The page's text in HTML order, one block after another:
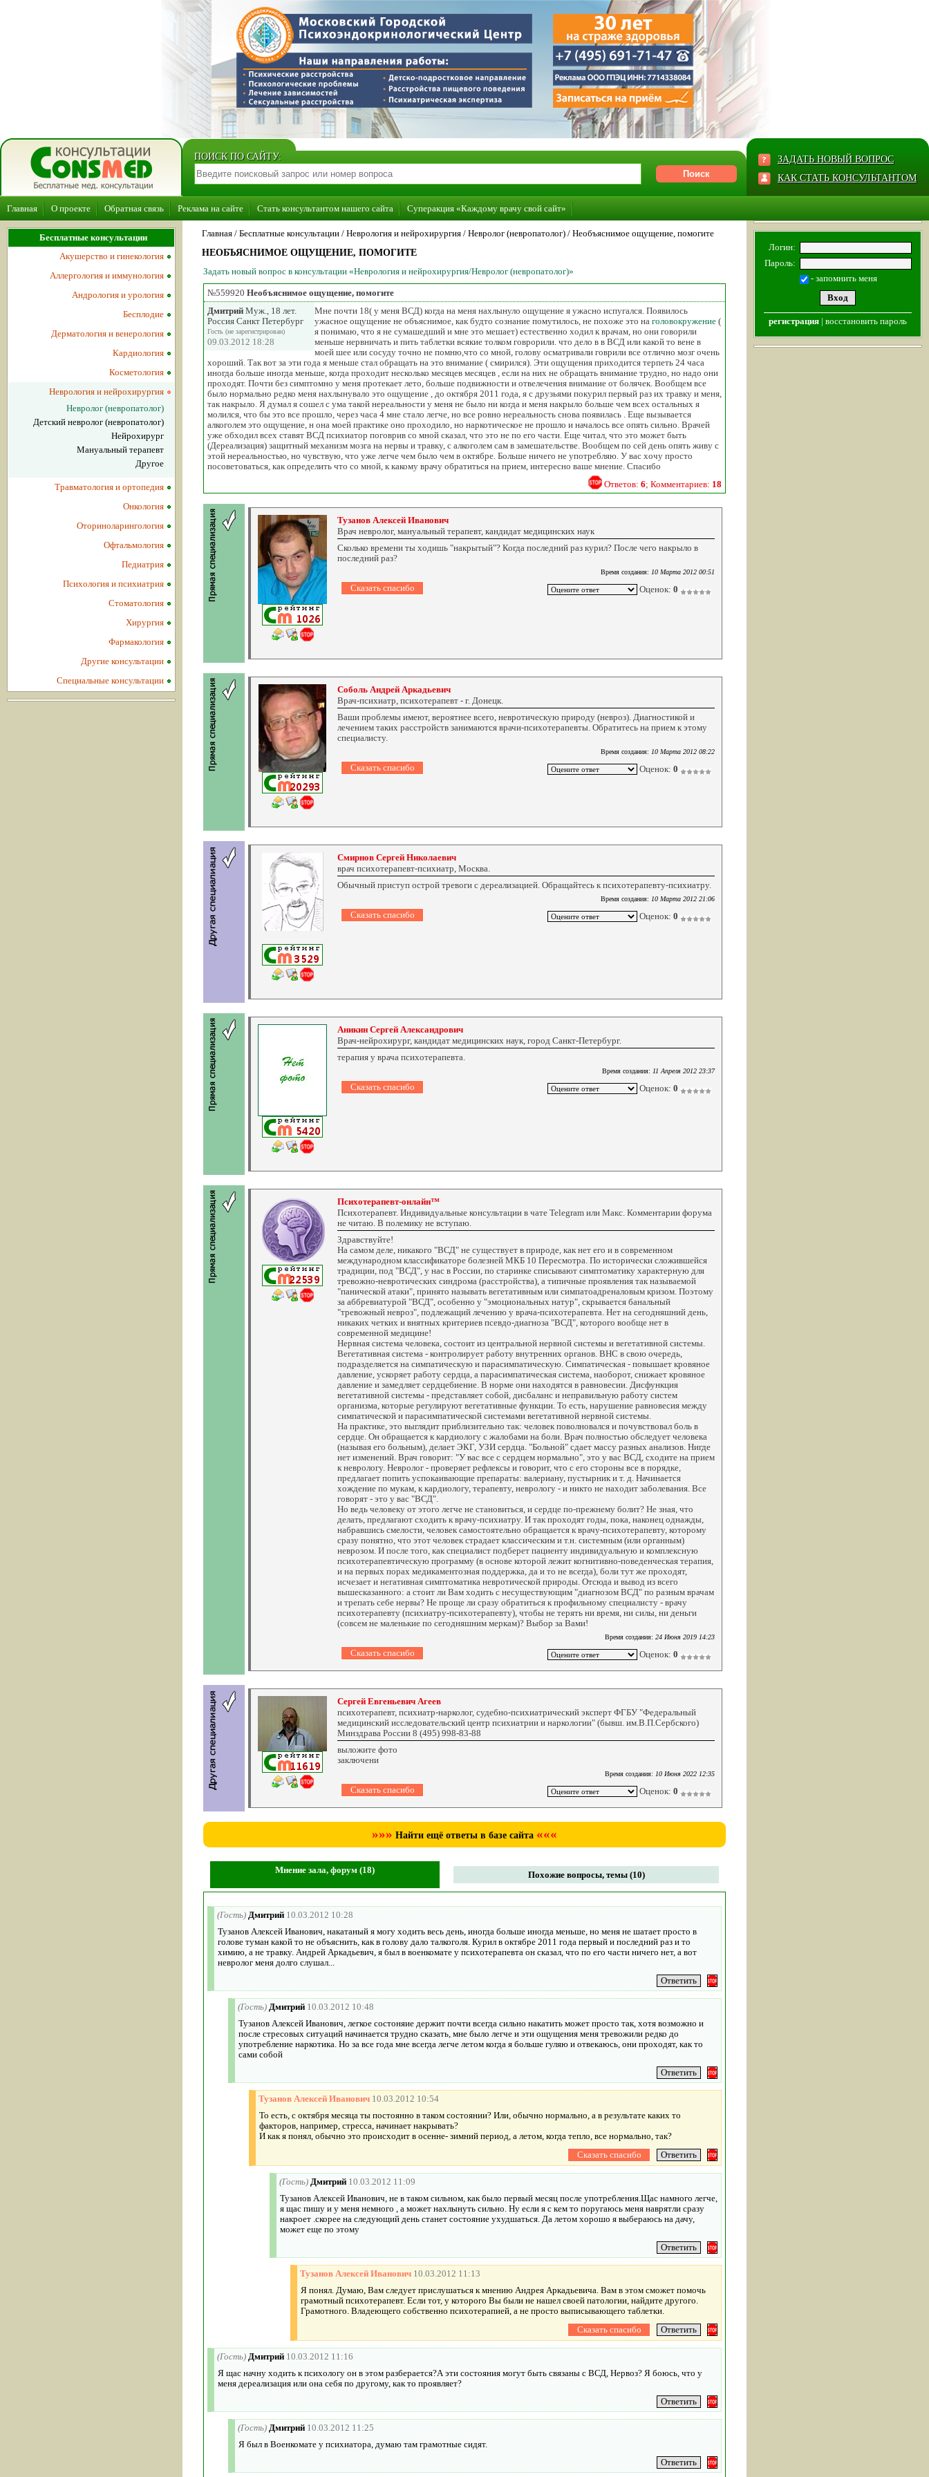
ПОИСК ПО САЙТУ:
ЗАДАТЬ НОВЫЙ ВОПРОС
КАК СТАТЬ КОНСУЛЬТАНТОМ
Главная О проекте Обратная связь Реклама на сайте Стать консультантом нашего сайта Суперакция «Каждому врачу свой сайт»
Главная / Бесплатные консультации / Неврология и нейрохирургия / Невролог (невропатолог) / Необъяснимое ощущение, помогите
НЕОБЪЯСНИМОЕ ОЩУЩЕНИЕ, ПОМОГИТЕ
Задать новый вопрос в консультации «Неврология и нейрохирургия/Невролог (невропатолог)»
№559920 Необъяснимое ощущение, помогите
Дмитрий Муж., 18 лет.
Россия Санкт Петербург
Гость (не зарегистрирован)
09.03.2012 18:28
Мне почти 18( у меня ВСД) когда на меня нахлынуло ощущение я ужасно испугался. Появилось
ужасное ощущение не объяснимое, как будто сознание помутилось, не похоже это на головокружение (
я понимаю, что я не сумашедший и мне это мешает) естественно ходил к врачам, но они говорили
меньше нервничать и пить таблетки всякие толком говрорили. что дело в в ВСД или какой то вене в
моей шее или сосуду точно не помню,что со мной, голову осматривали говрили все отлично мозг очень
хороший. Так вот за эти года я меньше стал обращать на это внимание ( смирился). Эти ощущения приходится терпеть 24 часа
иногда больше иногда меньше, когда проходит несколько месяцев месяцев , если на них не обращать внимание трудно, но надо они
проходят. Почти без симптомно у меня протекает лето, больше подвижности и отвелечения внимание от болячек. Вообщем все
было нормально редко меня нахлынувало это ощущение , до октября 2011 года, я с друзьями покурил первый раз их травку и меня,
так накрыло. Я думал я сошел с ума такой нереальности у меня не было ни когда и меня накрыло больше чем всех остальных я
молился, что бы это все прошло, через часа 4 мне стало легче, но все ровно нереальность снова появилась . Еще вызывается
алкоголем это ощущение, н она моей практике оно проходило, но наркотическое не прошло и началось все опять сильно. Врачей
уже обходил всех ставят ВСД психиатор поговрив со мной сказал, что это не по его части. Еще читал, что это может быть
(Дереализация) защитный механизм мозга на нервы и травку, с алкоголем сам в замешательстве. Вообщем по сей день опять живу с
этой нереальностью, но чувствую, что уже легче чем было чем в октябре. Больше ничего не употребляю. У вас хочу просто
посоветоваться, как определить что со мной, к какому врачу обратиться на прием, интересно ваше мнение. Спасибо
Ответов: 6; Комментариев: 18
Тузанов Алексей Иванович
Врач невролог, мануальный терапевт, кандидат медицинских наук
Сколько времени ты ходишь "накрытый"? Когда последний раз курил? После чего накрыло в
последний раз?
Время создания: 10 Марта 2012 00:51
Оценок: 0
Соболь Андрей Аркадьевич
Врач-психиатр, психотерапевт - г. Донецк.
Ваши проблемы имеют, вероятнее всего, невротическую природу (невроз). Диагностикой и
лечением таких расстройств занимаются врачи-психотерапевты. Обратитесь на прием к этому
специалисту.
Время создания: 10 Марта 2012 08:22
Оценок: 0
Смирнов Сергей Николаевич
врач психотерапевт-психиатр, Москва.
Обычный приступ острой тревоги с дереализацией. Обращайтесь к психотерапевту-психиатру.
Время создания: 10 Марта 2012 21:06
Оценок: 0
Аникин Сергей Александрович
Врач-нейрохирург, кандидат медицинских наук, город Санкт-Петербург.
терапия у врача психотерапевта.
Время создания: 11 Апреля 2012 23:37
Оценок: 0
Психотерапевт-онлайн™
Психотерапевт. Индивидуальные консультации в чате Telegram или Макс. Комментарии форума
не читаю. В полемику не вступаю.
Здравствуйте!
На самом деле, никакого "ВСД" не существует в природе, как нет его и в современном
международном классификаторе болезней МКБ 10 Пересмотра. По исторически сложившейся
традиции, под "ВСД", у нас в России, по старинке списывают симптоматику характерную для
тревожно-невротических синдрома (расстройства), а типичные проявления так называемой
"панической атаки", принято называть вегетативным или симпатоадреналовым кризом. Поэтому
за аббревиатурой "ВСД", особенно у "эмоциональных натур", скрывается банальный
"тревожный невроз", подлежащий лечению у врача-психотерапевта. Нет на сегодняшний день,
никаких четких и внятных критериев псевдо-диагноза "ВСД", которого вообще нет в
современной медицине!
Нервная система человека, состоит из центральной нервной системы и вегетативной системы.
Вегетативная система - контролирует работу внутренних органов. ВНС в свою очередь,
подразделяется на симпатическую и парасимпатическую. Симпатическая - повышает кровяное
давление, ускоряет работу сердца, а парасимпатическая система, наоборот, снижает кровяное
давление и замедляет сердцебиение. В норме они находятся в равновесии. Дисфункция
вегетативной системы - представляет собой, дисбаланс и неправильную работу систем
организма, которые регулируют вегетативные функции. То есть, нарушение равновесия между
симпатической и парасимпатической системами вегетативной нервной системы.
На практике, это выглядит приблизительно так: человек поволновался и почувствовал боль в
сердце. Он обращается к кардиологу с жалобами на боли. Врач полностью обследует человека
(называя его больным), делает ЭКГ, УЗИ сердца. "Больной" сдает массу разных анализов. Нигде
нет изменений. Врач говорит: "У вас все с сердцем нормально", это у вас ВСД, сходите на прием
к неврологу. Невролог - проверяет рефлексы и говорит, что с его стороны все в порядке,
предлагает попить успокаивающие препараты: валериану, пустырник и т. д. Начинается
хождение по мукам, к кардиологу, терапевту, неврологу - и никто не находит заболевания. Все
говорят - это у вас "ВСД".
Но ведь человеку от этого легче не становиться, и сердце по-прежнему болит? Не зная, что
делать, предлагают сходить к врачу-психиатру. И так проходят годы, пока, наконец однажды,
набравшись смелости, человек самостоятельно обращается к врачу-психотерапевту, которому
сразу понятно, что этот человек страдает классическим и т.н. системным (или органным)
неврозом. И после того, как специалист подберет пациенту индивидуальную и комплексную
психотерапевтическую программу (в основе которой лежит когнитивно-поведенческая терапия,
и на первых порах медикаментозная поддержка, да и то не всегда), боли тут же проходят,
исчезает и негативная симптоматика невротической природы. Отсюда и вывод из всего
вышесказанного: а стоит ли Вам ходить с несуществующим "диагнозом ВСД" по разным врачам
и трепать себе нервы? Не проще ли сразу обратиться к профильному специалисту - врачу
психотерапевту (психиатру-психотерапевту), чтобы не терять ни время, ни силы, ни деньги
(совсем не маленькие по сегодняшним меркам)? Выбор за Вами!
Время создания: 24 Июня 2019 14:23
Оценок: 0
Сергей Евгеньевич Агеев
психотерапевт, психиатр-нарколог, судебно-психиатрический эксперт ФГБУ "Федеральный
медицинский исследовательский центр психиатрии и наркологии" (бывш. им.В.П.Сербского)
Минздрава России 8 (495) 998-83-88
выложите фото
заключени
Время создания: 10 Июня 2022 12:35
Оценок: 0
»»» Найти ещё ответы в базе сайта «««
Мнение зала, форум (18) Похожие вопросы, темы (10)
(Гость) Дмитрий 10.03.2012 10:28
Тузанов Алексей Иванович, накатаный я могу ходить весь день, иногда больше иногда меньше, но меня не шатает просто в
голове туман какой то не объяснить, как в голову дало талкоголя. Курил в октябре 2011 года первый и последний раз и то
химию, а не травку. Андрей Аркадьевич, я был в военкомате у психотерапевта он сказал, что по его части ничего нет, а вот
невролог меня долго слушал...
(Гость) Дмитрий 10.03.2012 10:48
Тузанов Алексей Иванович, легкое состоняие держит почти всегда сильно накатить может просто так, хотя возможно и
после стресовых ситуаций начинается трудно сказать, мне было легче и эти ощущения меня тревожили редко до
употребление наркотика. Но за все года мне всегда легче летом когда я больше гуляю и отвекаюсь, они проходят, как то
сами собой
Тузанов Алексей Иванович 10.03.2012 10:54
То есть, с октября месяца ты постоянно в таком состоянии? Или, обычно нормально, а в результате каких то
факторов, например, стресса, начинает накрывать?
И как я понял, обычно это происходит в осенне- зимний период, а летом, когда тепло, все нормально, так?
(Гость) Дмитрий 10.03.2012 11:09
Тузанов Алексей Иванович, не в таком сильном, как было первый месяц после употребления.Щас намного легче,
я щас пишу и у меня немного , а может нахлынуть сильно. Ну если я с кем то поругаюсь меня наврятли сразу
накроет .скорее на следующий день станет состояние ухудшаться. Да летом хорошо я выбераюсь на дачу,
может еще по этому
Тузанов Алексей Иванович 10.03.2012 11:13
Я понял. Думаю, Вам следует прислушаться к мнению Андрея Аркадьевича. Вам в этом сможет помочь
грамотный психотерапевт. Если тот, у которого Вы были не нашел своей патологии, найдите другого.
Грамотного. Владеющего собственно психотерапией, а не просто выписывающего таблетки.
(Гость) Дмитрий 10.03.2012 11:16
Я щас начну ходить к психологу он в этом разберается?А эти состояния могут быть связаны с ВСД, Нервоз? Я боюсь, что у
меня дереализация или она себя по другому, как то проявляет?
(Гость) Дмитрий 10.03.2012 11:25
Я был в Военкомате у психиатора, думаю там грамотные сидят.
Бесплатные консультации
Акушерство и гинекология
Аллергология и иммунология
Андрология и урология
Бесплодие
Дерматология и венерология
Кардиология
Косметология
Неврология и нейрохирургия
Невролог (невропатолог)
Детский невролог (невропатолог)
Нейрохирург
Мануальный терапевт
Другое
Травматология и ортопедия
Онкология
Оториноларингология
Офтальмология
Педиатрия
Психология и психиатрия
Стоматология
Хирургия
Фармакология
Другие консультации
Специальные консультации
Логин:
Пароль:
- запомнить меня
регистрация | восстановить пароль